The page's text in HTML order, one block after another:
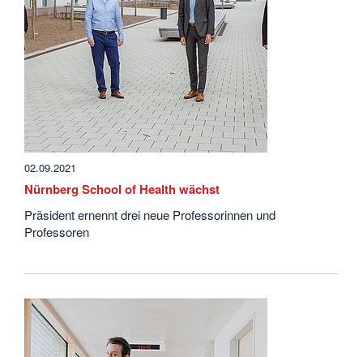
02.09.2021
Nürnberg School of Health wächst
Präsident ernennt drei neue Professorinnen und
Professoren